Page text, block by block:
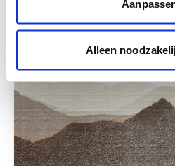
Alleen
Deze stijlen zijn